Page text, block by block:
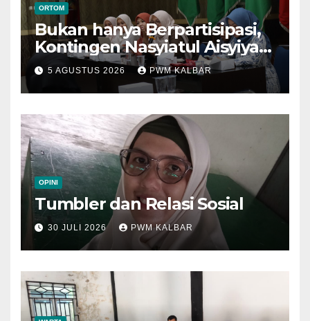
ORTOM
Bukan hanya Berpartisipasi,
Kontingen Nasyiatul Aisyiyah
Kalbar Perjuangkan Program
di Muktamar XV
5 AGUSTUS 2026 PWM KALBAR
OPINI
Tumbler dan Relasi Sosial
30 JULI 2026 PWM KALBAR